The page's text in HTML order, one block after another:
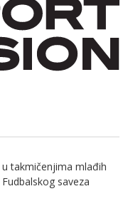
takmičenjima mlađih
saveza